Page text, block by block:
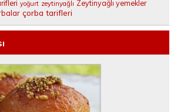
yoğurt zeytinyağlı Zeytinyağlı yemekler
çorba tarifleri